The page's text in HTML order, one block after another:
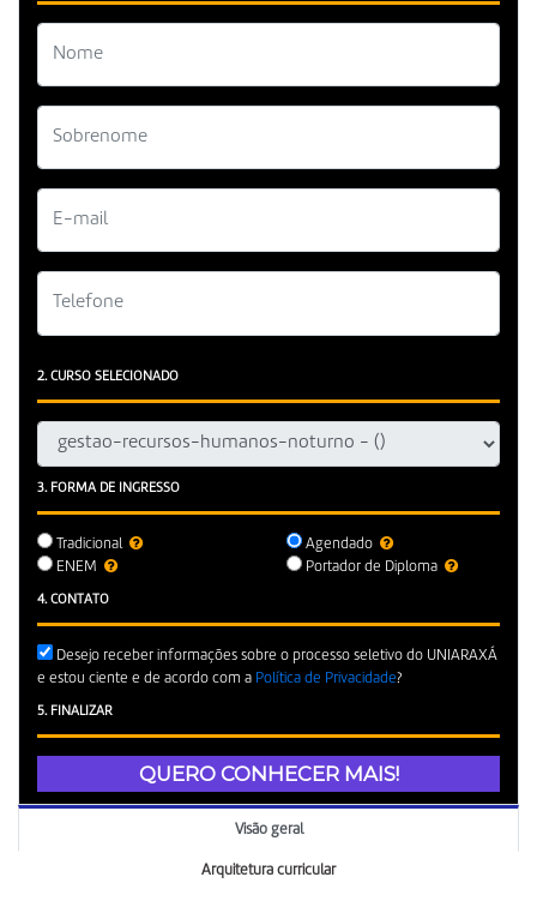
Visão geral
Arquitetura curricular
2. CURSO SELECIONADO
3. FORMA DE INGRESSO
Tradicional
Agendado
ENEM
Portador de Diploma
4. CONTATO
Desejo receber informações sobre o processo seletivo do UNIARAXÁ
e estou ciente e de acordo com a Política de Privacidade?
5. FINALIZAR
QUERO CONHECER MAIS!